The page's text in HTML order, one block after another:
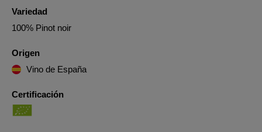
Variedad
100% Pinot noir
Origen
Vino de España
Certificación